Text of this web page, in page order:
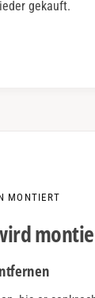
gekauft.
MONTIERT